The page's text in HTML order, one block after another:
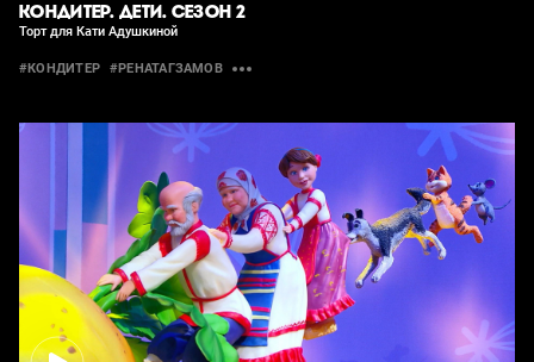
КОНДИТЕР. ДЕТИ. СЕЗОН 2
Торт для Кати Адушкиной
#КОНДИТЕР #РЕНАТАГЗАМОВ